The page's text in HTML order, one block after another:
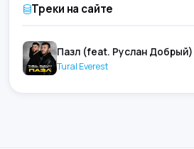
Треки на сайте
Пазл (feat. Руслан Добрый)
Tural Everest